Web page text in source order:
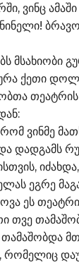
ვინც
მსახიობი
ქეთი
ვინმე
დადგამს
ეგრე
ეს
თვე
თამაშობდა
რომელიც